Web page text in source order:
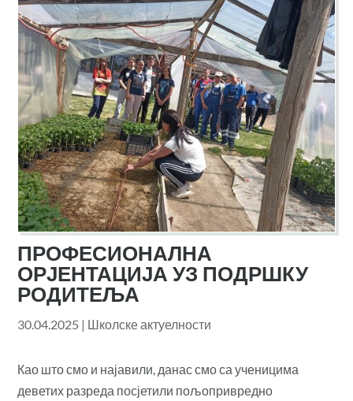
ПРОФЕСИОНАЛНА
ОРЈЕНТАЦИЈА УЗ ПОДРШКУ
РОДИТЕЉА
30.04.2025 | Школске актуелности
Као што смо и најавили, данас смо са ученицима
деветих разреда посјетили пољопривредно